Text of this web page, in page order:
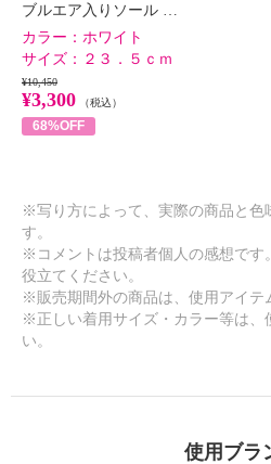
ブルエア入りソール …
カラー： ホワイト
サイズ： ２３．５ｃｍ
¥10,450
¥3,300 （税込）
68%OFF
※写り方によって、実際の商品と色
す。
※コメントは投稿者個人の感想です
役立てください。
※販売期間外の商品は、使用アイテ
※正しい着用サイズ・カラー等は、
い。
使用ブラ